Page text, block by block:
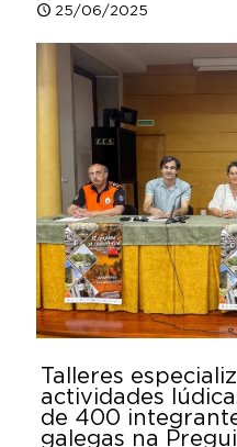
25/06/2025
Talleres
actividades
de 400
galegas na